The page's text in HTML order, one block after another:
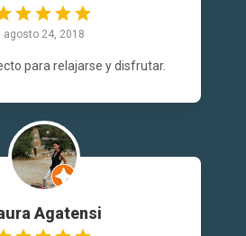
agosto 24, 2018
para relajarse y disfrutar.
Agatensi